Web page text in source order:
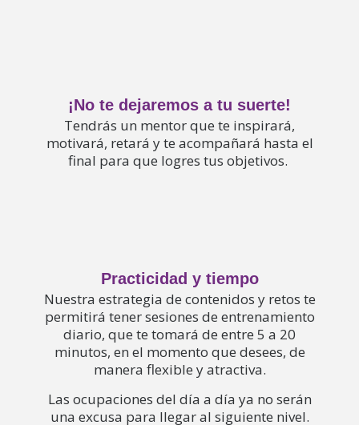
¡No te dejaremos a tu suerte!
Tendrás un mentor que te inspirará,
motivará, retará y te acompañará hasta el
final para que logres tus objetivos.
Practicidad y tiempo
Nuestra estrategia de contenidos y retos te
permitirá tener sesiones de entrenamiento
diario, que te tomará de entre 5 a 20
minutos, en el momento que desees, de
manera flexible y atractiva.
Las ocupaciones del día a día ya no serán
una excusa para llegar al siguiente nivel.